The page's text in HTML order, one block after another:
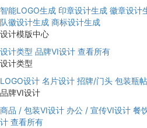
智能LOGO生成 印章设计生成 徽章设计
队徽设计生成 商标设计生成
设计模版中心
设计类型 品牌VI设计 查看所有
设计类型
LOGO设计 名片设计 招牌/门头 包装瓶帖
品牌VI设计
商品 / 包装VI设计 办公 / 宣传VI设计 餐
计 查看所有